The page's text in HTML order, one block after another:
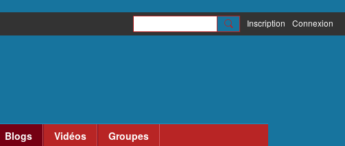
Inscription Connexion
Blogs Vidéos
Groupes